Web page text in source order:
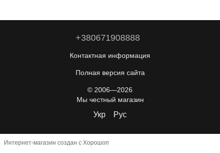
+380671908888
Контактная информация
Полная версия сайта
© 2006—2026
Мы честный магазин
Укр Рус
Интернет-магазин создан с Хорошоп